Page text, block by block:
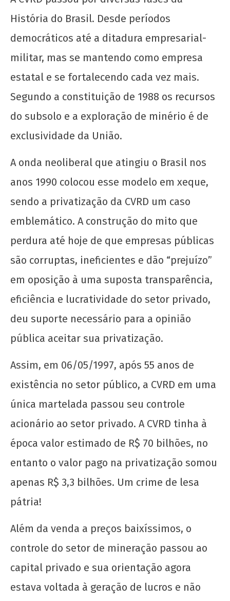
admin
A Munição da Direita Não é Travesti
6 de
maio
2020
wp-
admin
maio
2020
admin
Nota Política da UJC SE - Nas eleições para o
59° CONUNE na UFS, o Coletivo Quilombo (PT)
escancara o oportunismo da majoritária da
UNE!
maio
de
2020
wp-
História do Brasil. Desde períodos
democráticos até a ditadura empresarial-
militar, mas se mantendo como empresa
estatal e se fortalecendo cada vez mais.
Segundo a constituição de 1988 os recursos
do subsolo e a exploração de minério é de
exclusividade da União.
A onda neoliberal que atingiu o Brasil nos
anos 1990 colocou esse modelo em xeque,
sendo a privatização da CVRD um caso
emblemático. A construção do mito que
perdura até hoje de que empresas públicas
são corruptas, ineficientes e dão “prejuízo”
em oposição à uma suposta transparência,
eficiência e lucratividade do setor privado,
deu suporte necessário para a opinião
pública aceitar sua privatização.
Assim, em 06/05/1997, após 55 anos de
existência no setor público, a CVRD em uma
única martelada passou seu controle
acionário ao setor privado. A CVRD tinha à
época valor estimado de R$ 70 bilhões, no
entanto o valor pago na privatização somou
apenas R$ 3,3 bilhões. Um crime de lesa
pátria!
Além da venda a preços baixíssimos, o
controle do setor de mineração passou ao
capital privado e sua orientação agora
estava voltada à geração de lucros e não